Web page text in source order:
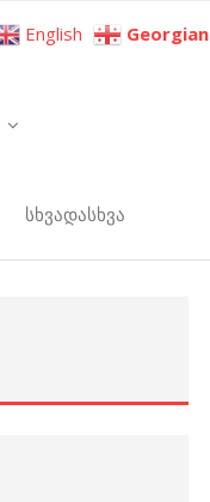
სხვადასხვა
English Georgian